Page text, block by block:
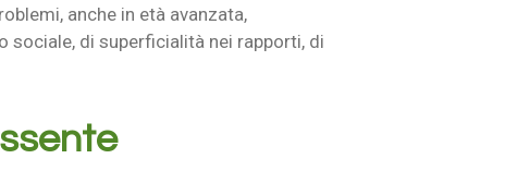
anche in età avanzata,
di superficialità nei rapporti, di